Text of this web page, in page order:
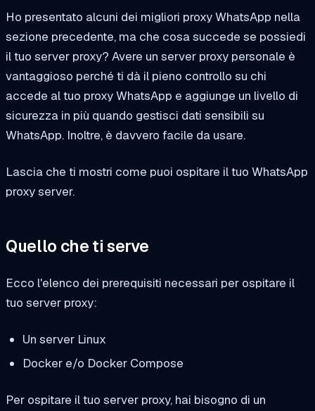
Ho presentato alcuni dei migliori proxy WhatsApp nella
sezione precedente, ma che cosa succede se possiedi
il tuo server proxy? Avere un server proxy personale è
vantaggioso perché ti dà il pieno controllo su chi
accede al tuo proxy WhatsApp e aggiunge un livello di
sicurezza in più quando gestisci dati sensibili su
WhatsApp. Inoltre, è davvero facile da usare.
Lascia che ti mostri come puoi ospitare il tuo WhatsApp
proxy server.
Quello che ti serve
Ecco l'elenco dei prerequisiti necessari per ospitare il
tuo server proxy:
Un server Linux
Docker e/o Docker Compose
Per ospitare il tuo server proxy, hai bisogno di un